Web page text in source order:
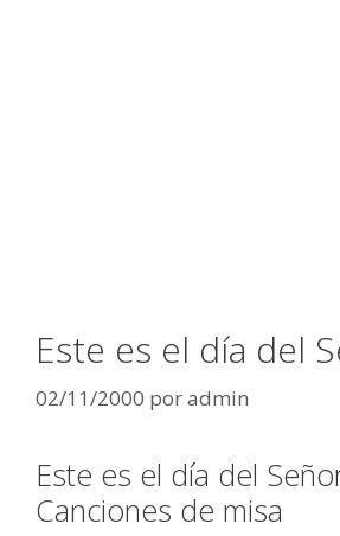
Este es el día del
02/11/2000 poradmin
Este es el día del
Canciones de misa